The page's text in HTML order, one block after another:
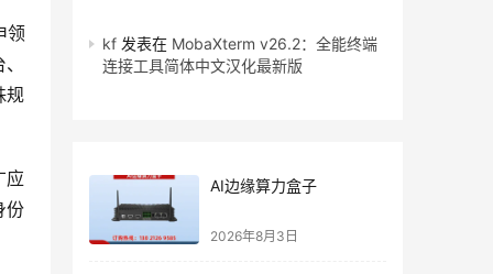
领
规
应
份
kf 发表在 MobaXterm v26.2：全能终端
连接工具简体中文汉化最新版
AI边缘算力盒子
2026年8月3日